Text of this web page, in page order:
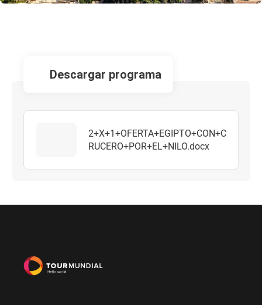
descargar programa
2+X+1+OFERTA+EGIPTO+CON+C
RUCERO+POR+EL+NILO.docx